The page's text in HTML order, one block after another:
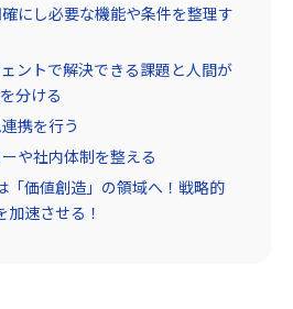
にし必要な機能や条件を整理す
ントで解決できる課題と人間が
分ける
携を行う
や社内体制を整える
「価値創造」の領域へ！戦略的
速させる！